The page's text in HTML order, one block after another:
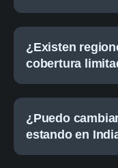
¿Existen
cobertura
¿Puedo
estando en